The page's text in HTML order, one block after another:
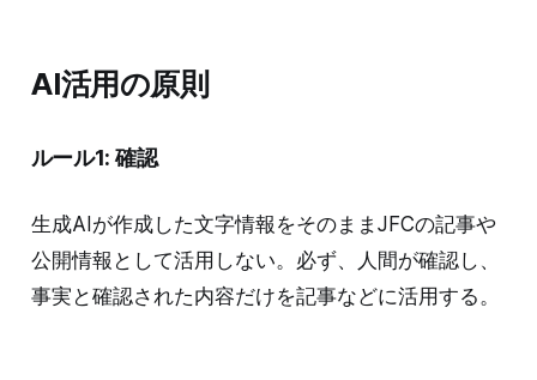
AI活用の原則
ルール1: 確認
生成AIが作成した文字情報をそのままJFCの記事や
公開情報として活用しない。必ず、人間が確認し、
事実と確認された内容だけを記事などに活用する。